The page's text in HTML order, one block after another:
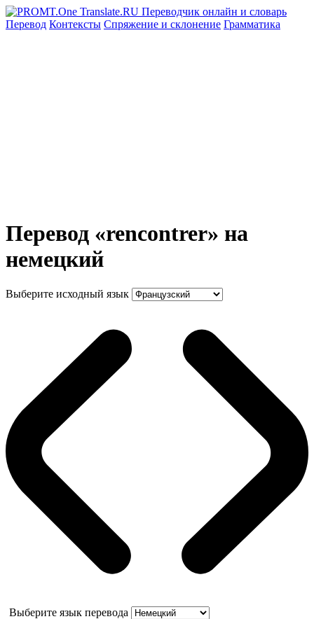
Перевод Контексты Спряжение и склонение Грамматика
Перевод «rencontrer» на
немецкий
Выберите исходный язык
Выберите язык перевода